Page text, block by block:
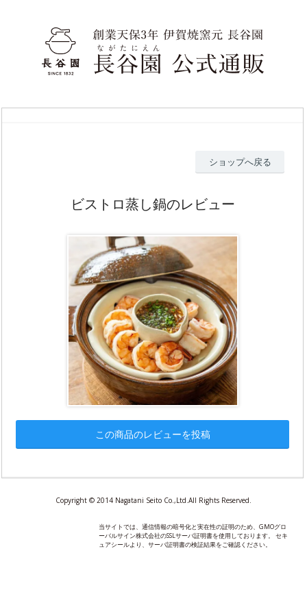
ショップへ戻る
ビストロ蒸し鍋のレビュー
この商品のレビューを投稿
Copyright © 2014 Nagatani Seito Co.,Ltd.All Rights Reserved.
当サイトでは、通信情報の暗号化と実在性の証明のため、GMOグロ
ーバルサイン株式会社のSSLサーバ証明書を使用しております。 セキ
ュアシールより、サーバ証明書の検証結果をご確認ください。